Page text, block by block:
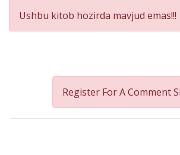
Ushbu kitob hozirda mavjud emas!!!
Register For A Comment